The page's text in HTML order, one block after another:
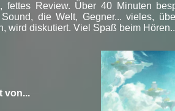
Review. Über 40 Minuten
die Welt, Gegner... vieles,
wird diskutiert. Viel Spaß beim
von...